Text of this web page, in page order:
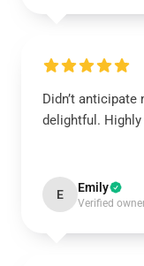
Didn’t
delightful. Highly
E Emily
Verified